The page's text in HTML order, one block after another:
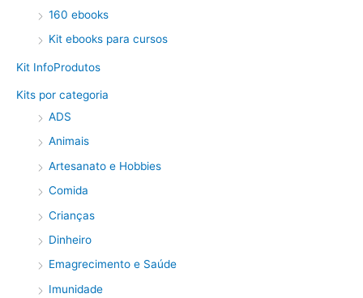
160 ebooks
Kit ebooks para cursos
Kit InfoProdutos
Kits por categoria
ADS
Animais
Artesanato e Hobbies
Comida
Crianças
Dinheiro
Emagrecimento e Saúde
Imunidade